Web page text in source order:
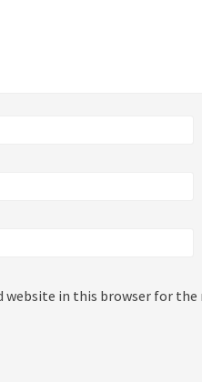
website in this browser for